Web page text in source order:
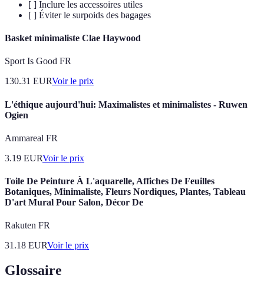
[ ] Inclure les accessoires utiles
[ ] Éviter le surpoids des bagages
Basket minimaliste Clae Haywood
Sport Is Good FR
130.31 EURVoir le prix
L'éthique aujourd'hui: Maximalistes et minimalistes - Ruwen
Ogien
Ammareal FR
3.19 EURVoir le prix
Toile De Peinture À L'aquarelle, Affiches De Feuilles
Botaniques, Minimaliste, Fleurs Nordiques, Plantes, Tableau
D'art Mural Pour Salon, Décor De
Rakuten FR
31.18 EURVoir le prix
Glossaire